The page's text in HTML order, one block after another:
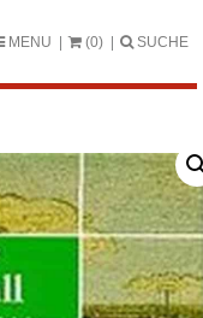
MENU (0) SUCHE